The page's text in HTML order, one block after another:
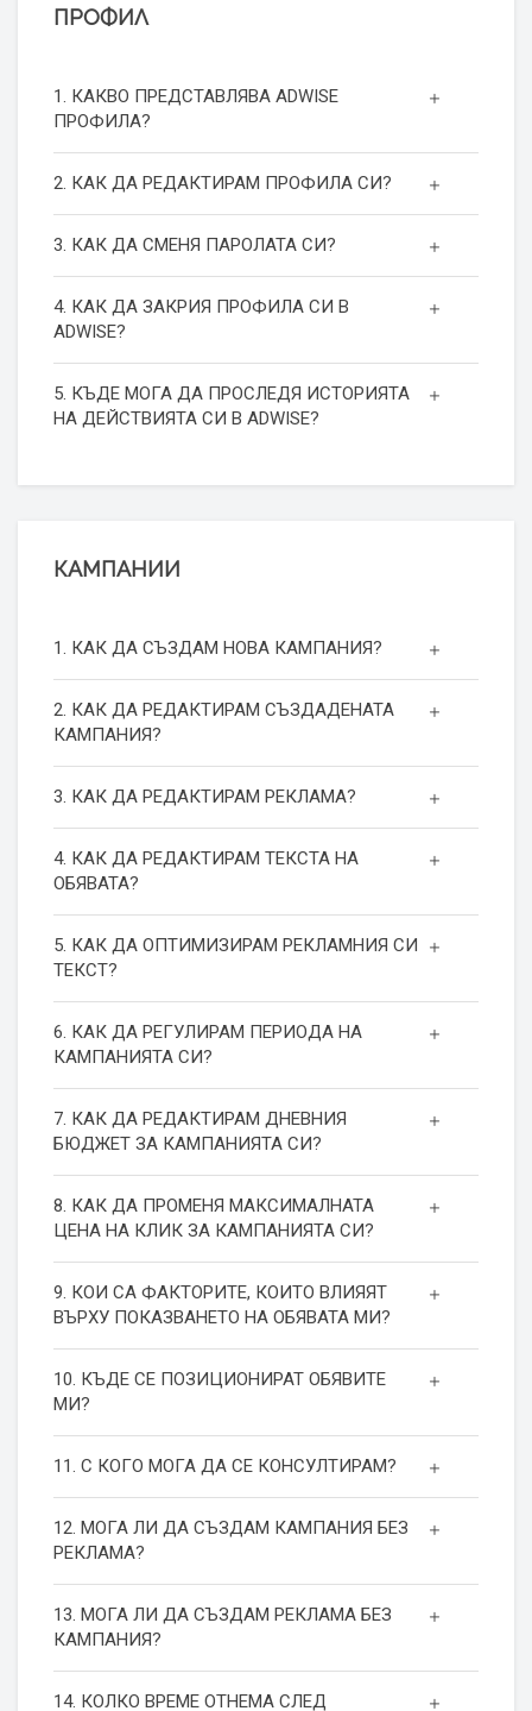
ПРОФИЛ
1. КАКВО ПРЕДСТАВЛЯВА ADWISE
ПРОФИЛА?
2. КАК ДА РЕДАКТИРАМ ПРОФИЛА СИ?
3. КАК ДА СМЕНЯ ПАРОЛАТА СИ?
4. КАК ДА ЗАКРИЯ ПРОФИЛА СИ В
ADWISE?
5. КЪДЕ МОГА ДА ПРОСЛЕДЯ ИСТОРИЯТА
НА ДЕЙСТВИЯТА СИ В ADWISE?
КАМПАНИИ
1. КАК ДА СЪЗДАМ НОВА КАМПАНИЯ?
2. КАК ДА РЕДАКТИРАМ СЪЗДАДЕНАТА
КАМПАНИЯ?
3. КАК ДА РЕДАКТИРАМ РЕКЛАМА?
4. КАК ДА РЕДАКТИРАМ ТЕКСТА НА
ОБЯВАТА?
5. КАК ДА ОПТИМИЗИРАМ РЕКЛАМНИЯ СИ
ТЕКСТ?
6. КАК ДА РЕГУЛИРАМ ПЕРИОДА НА
КАМПАНИЯТА СИ?
7. КАК ДА РЕДАКТИРАМ ДНЕВНИЯ
БЮДЖЕТ ЗА КАМПАНИЯТА СИ?
8. КАК ДА ПРОМЕНЯ МАКСИМАЛНАТА
ЦЕНА НА КЛИК ЗА КАМПАНИЯТА СИ?
9. КОИ СА ФАКТОРИТЕ, КОИТО ВЛИЯЯТ
ВЪРХУ ПОКАЗВАНЕТО НА ОБЯВАТА МИ?
10. КЪДЕ СЕ ПОЗИЦИОНИРАТ ОБЯВИТЕ
МИ?
11. С КОГО МОГА ДА СЕ КОНСУЛТИРАМ?
12. МОГА ЛИ ДА СЪЗДАМ КАМПАНИЯ БЕЗ
РЕКЛАМА?
13. МОГА ЛИ ДА СЪЗДАМ РЕКЛАМА БЕЗ
КАМПАНИЯ?
14. КОЛКО ВРЕМЕ ОТНЕМА СЛЕД